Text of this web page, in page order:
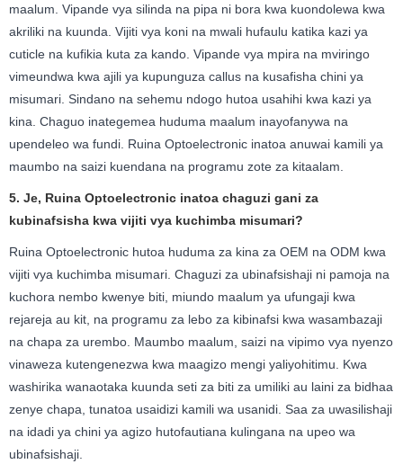
maalum. Vipande vya silinda na pipa ni bora kwa kuondolewa kwa
akriliki na kuunda. Vijiti vya koni na mwali hufaulu katika kazi ya
cuticle na kufikia kuta za kando. Vipande vya mpira na mviringo
vimeundwa kwa ajili ya kupunguza callus na kusafisha chini ya
misumari. Sindano na sehemu ndogo hutoa usahihi kwa kazi ya
kina. Chaguo inategemea huduma maalum inayofanywa na
upendeleo wa fundi. Ruina Optoelectronic inatoa anuwai kamili ya
maumbo na saizi kuendana na programu zote za kitaalam.
5. Je, Ruina Optoelectronic inatoa chaguzi gani za
kubinafsisha kwa vijiti vya kuchimba misumari?
Ruina Optoelectronic hutoa huduma za kina za OEM na ODM kwa
vijiti vya kuchimba misumari. Chaguzi za ubinafsishaji ni pamoja na
kuchora nembo kwenye biti, miundo maalum ya ufungaji kwa
rejareja au kit, na programu za lebo za kibinafsi kwa wasambazaji
na chapa za urembo. Maumbo maalum, saizi na vipimo vya nyenzo
vinaweza kutengenezwa kwa maagizo mengi yaliyohitimu. Kwa
washirika wanaotaka kuunda seti za biti za umiliki au laini za bidhaa
zenye chapa, tunatoa usaidizi kamili wa usanidi. Saa za uwasilishaji
na idadi ya chini ya agizo hutofautiana kulingana na upeo wa
ubinafsishaji.